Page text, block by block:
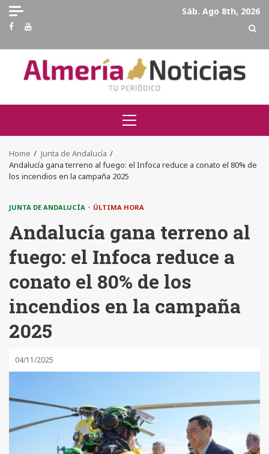
Skip
content
Sáb. Ago 8th, 2026
Facebook
Youtube
Primary
Menu
Home
Junta de Andalucía
Andalucía gana terreno al fuego: el Infoca reduce a conato el 80% de
los incendios en la campaña 2025
JUNTA DE ANDALUCÍA ÚLTIMA HORA
Andalucía gana terreno al
fuego: el Infoca reduce a
conato el 80% de los
incendios en la campaña
2025
04/11/2025